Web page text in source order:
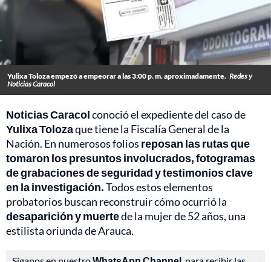
Yulixa Toloza empezó a empeorar a las 3:00 p. m. aproximadamente. Redes y
Noticias Caracol
Noticias Caracolconoció el expediente del caso de
Yulixa Tolozaque tiene la Fiscalía General de la
Nación. En numerosos folios reposan las rutas que
tomaron los presuntos involucrados, fotogramas
de grabaciones de seguridad y testimonios clave
en la investigación.Todos estos elementos
probatorios buscan reconstruir cómo ocurrió la
desaparición y muertede la mujer de 52 años, una
estilista oriunda de Arauca.